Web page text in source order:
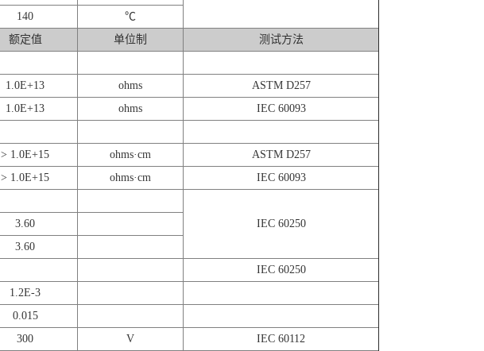
140
℃
额定值 单位制
测试方法
1.0E+13 ohms
ASTM D257
1.0E+13 ohms
IEC 60093
> 1.0E+15 ohms·cm
ASTM D257
> 1.0E+15 ohms·cm
IEC 60093
IEC 60250
3.60
3.60
IEC 60250
1.2E-3
0.015
300 V IEC 60112